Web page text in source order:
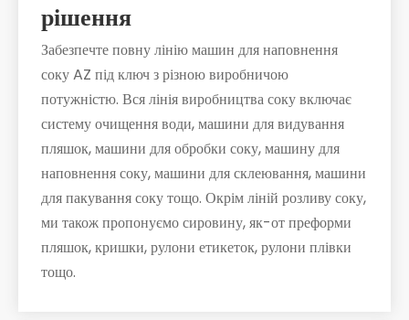
рішення
Забезпечте повну лінію машин для наповнення
соку AZ під ключ з різною виробничою
потужністю. Вся лінія виробництва соку включає
систему очищення води, машини для видування
пляшок, машини для обробки соку, машину для
наповнення соку, машини для склеювання, машини
для пакування соку тощо. Окрім ліній розливу соку,
ми також пропонуємо сировину, як-от преформи
пляшок, кришки, рулони етикеток, рулони плівки
тощо.